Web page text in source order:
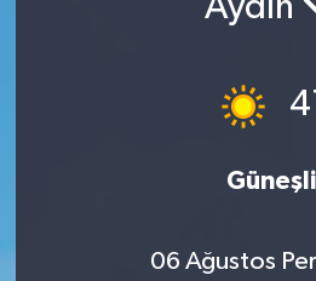
Aydın
Güneşli
06 Ağustos